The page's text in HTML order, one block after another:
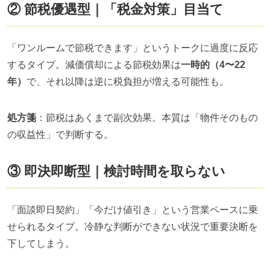
② 節税優遇型｜「税金対策」目当て
「ワンルームで節税できます」というトークに過度に反応
するタイプ。減価償却による節税効果は一時的（4〜22
年） で、それ以降は逆に税負担が増える可能性も。
処方箋 ：節税はあくまで副次効果。本質は「物件そのもの
の収益性」で判断する。
③ 即決即断型｜検討時間を取らない
「面談即日契約」「今だけ値引き」という営業ペースに乗
せられるタイプ。冷静な判断ができない状況で重要決断を
下してしまう。